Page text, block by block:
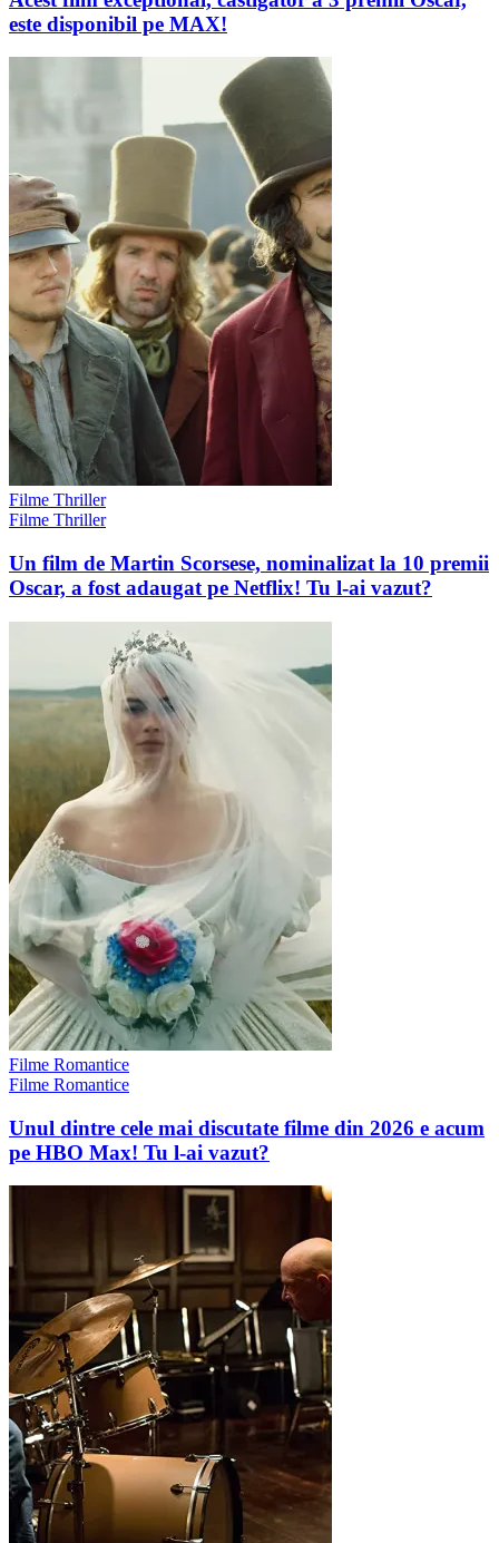
este disponibil pe MAX!
Filme Thriller
Filme Thriller
Un film de Martin Scorsese, nominalizat la 10 premii
Oscar, a fost adaugat pe Netflix! Tu l-ai vazut?
Filme Romantice
Filme Romantice
Unul dintre cele mai discutate filme din 2026 e acum
pe HBO Max! Tu l-ai vazut?